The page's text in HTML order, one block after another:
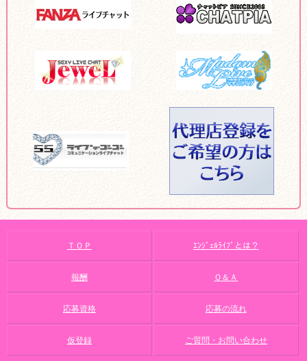
ＴＯＰ
報酬
応募資格
仮登録
ｴﾝｼﾞｪﾙﾗｲﾌﾞとは？
Ｑ＆Ａ
応募の流れ
ご質問・お問い合わせ